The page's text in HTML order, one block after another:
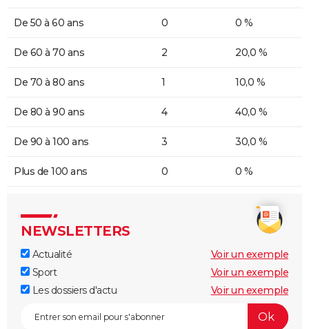
De 50 à 60 ans 0 0 %
De 60 à 70 ans 2 20,0 %
De 70 à 80 ans 1 10,0 %
De 80 à 90 ans 4 40,0 %
De 90 à 100 ans 3 30,0 %
Plus de 100 ans 0 0 %
NEWSLETTERS
Actualité
Voir un exemple
Sport
Voir un exemple
Les dossiers d'actu
Voir un exemple